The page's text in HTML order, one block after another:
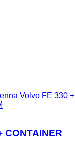
Volvo FE 330 +
CONTAINER